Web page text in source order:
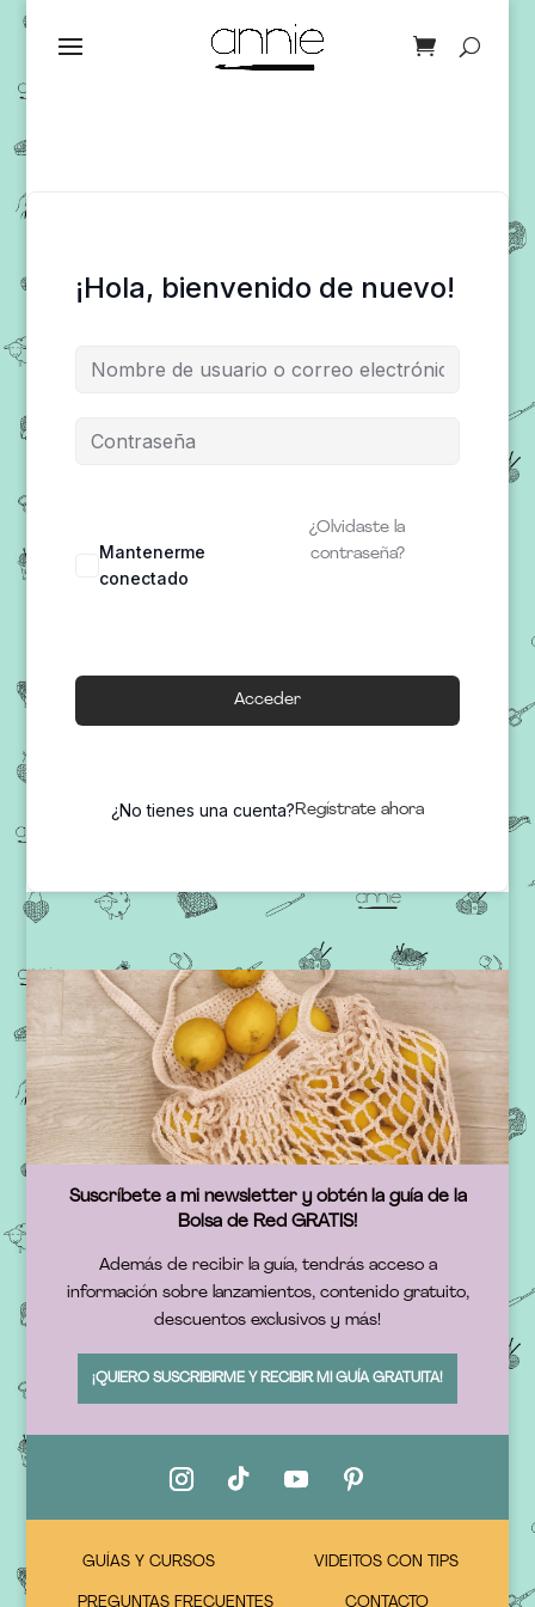
¡Hola, bienvenido de nuevo!
Mantenerme
conectado
¿Olvidaste la
contraseña?
Acceder
¿No tienes una cuenta?Regístrate ahora
Suscríbete a mi newsletter y obtén la guía de la
Bolsa de Red GRATIS!
Además de recibir la guía, tendrás acceso a
información sobre lanzamientos, contenido gratuito,
descuentos exclusivos y más!
¡QUIERO SUSCRIBIRME Y RECIBIR MI GUÍA GRATUITA!
GUÍAS Y CURSOS VIDEITOS CON TIPS
PREGUNTAS FRECUENTES CONTACTO